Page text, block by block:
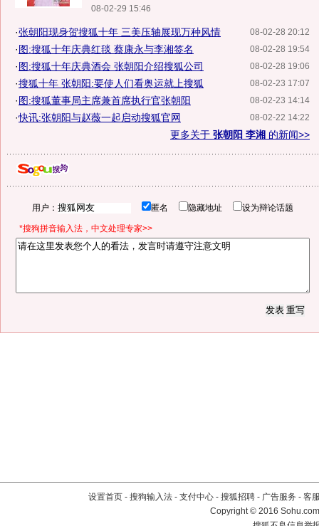
08-02-29 15:46
08-02-28 20:12
·张朝阳现身贺搜狐十年 三美压轴展现万种风情
08-02-28 19:54
·图:搜狐十年庆典红毯 蔡康永与李湘签名
08-02-28 19:06
·图:搜狐十年庆典酒会 张朝阳介绍搜狐公司
08-02-23 17:07
·搜狐十年 张朝阳:要使人们看奥运就上搜狐
08-02-23 14:14
·图:搜狐董事局主席兼首席执行官张朝阳
08-02-22 14:22
·快讯:张朝阳与赵薇一起启动搜狐官网
更多关于 张朝阳 李湘 的新闻>>
用户： 匿名 隐藏地址 设为辩论话题
*搜狗拼音输入法，中文处理专家>>
设置首页 - 搜狗输入法 - 支付中心 - 搜狐招聘 - 广告服务 - 客
Copyright©2016